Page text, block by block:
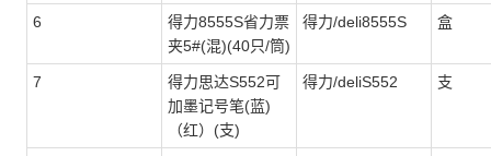
6
得力8555S省力票
夹5#(混)(40只/筒)
得力/deli8555S 盒
7
得力思达S552可
加墨记号笔(蓝)
（红）(支)
得力/deliS552 支